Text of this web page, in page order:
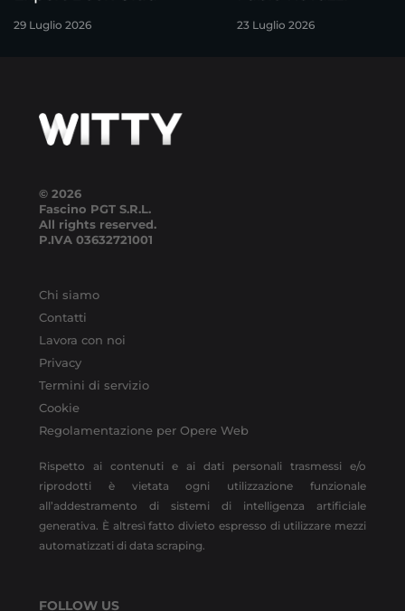
29 Luglio 2026 23 Luglio 2026
© 2026
Fascino PGT S.R.L.
All rights reserved.
P.IVA 03632721001
Chi siamo
Contatti
Lavora con noi
Privacy
Termini di servizio
Cookie
Regolamentazione per Opere Web
Rispetto ai contenuti e ai dati personali trasmessi e/o
riprodotti è vietata ogni utilizzazione funzionale
all’addestramento di sistemi di intelligenza artificiale
generativa. È altresì fatto divieto espresso di utilizzare mezzi
automatizzati di data scraping.
FOLLOW US